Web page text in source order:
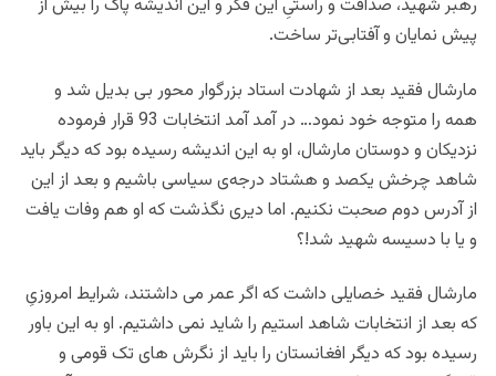
رهبر شهید، صداقت و راستیِ این فکر و این اندیشه پاک را بیش از
پیش نمایان و آفتابی‌تر ساخت.
مارشال فقید بعد از شهادت استاد بزرگوار محور بی بدیل شد و
همه را متوجه خود نمود… در آمد آمد انتخابات 93 قرار فرموده
نزدیکان و دوستان مارشال، او به این اندیشه رسیده بود که دیگر باید
شاهد چرخش یکصد و هشتاد درجه‌ی سیاسی باشیم و بعد از این
از آدرس دوم صحبت نکنیم. اما دیری نگذشت که او هم وفات یافت
و یا با دسیسه شهید شد!؟
مارشال فقید خصایلی داشت که اگر عمر می داشتند، شرایط امروزیِ
که بعد از انتخابات شاهد استیم را شاید نمی داشتیم. او به این باور
رسیده بود که دیگر افغانستان را باید از نگرش های تک قومی و